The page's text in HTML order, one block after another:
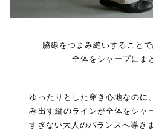
脇線をつまみ縫いすること
全体をシャープにま
ゆったりとした穿き心地なのに
み出す縦のラインが全体をシャ
すぎない大人のバランスへ導き